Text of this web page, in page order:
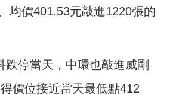
均價401.53元敲進1220張的
跌停當天，中環也敲進威剛
得價位接近當天最低點412